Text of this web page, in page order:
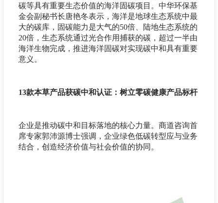
碳等具有重要生态价值的海洋固碳项目。中华环保基
金会副秘书长唐艳冬表示，海洋是地球生态系统中最
大的碳库，固碳能力是大气的50倍、陆地生态系统的
20倍，生态系统通过光合作用捕获的碳，超过一半由
海洋生物完成，推进海洋固碳对实现碳中和具有重要
意义。
13款本草产品获碳中和认证：树立零碳健康产品标杆
企业是推动碳中和目标落地的核心力量。商道咨询首
席专家郭沛源博士强调，企业绿色低碳转型应与业务
结合，创造经济价值与社会价值的协同。